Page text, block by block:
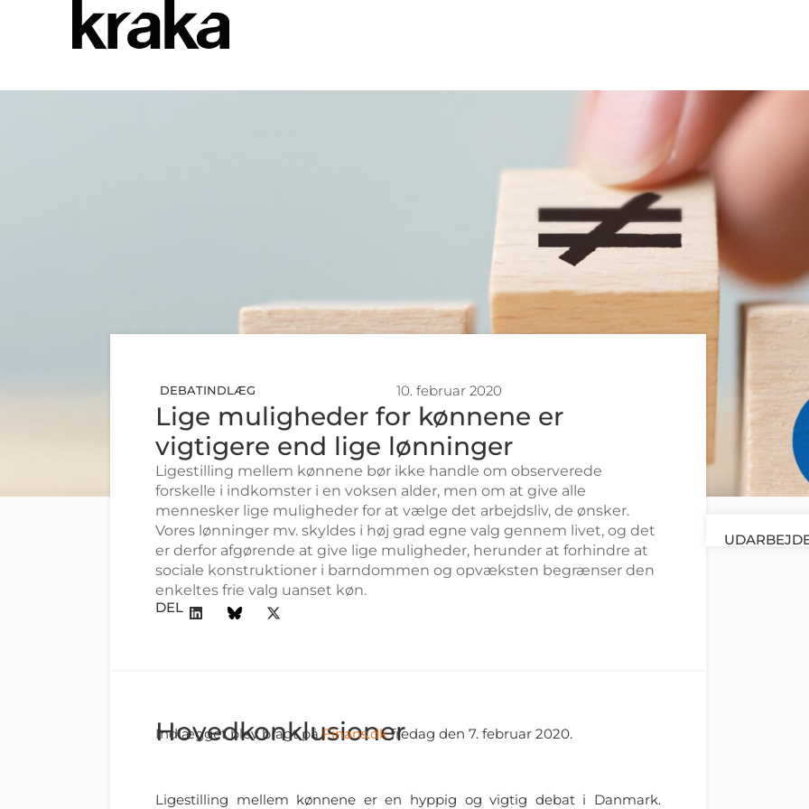
DEBATINDLÆG 10. februar 2020
Lige muligheder for kønnene er
vigtigere end lige lønninger
Ligestilling mellem kønnene bør ikke handle om observerede
forskelle i indkomster i en voksen alder, men om at give alle
mennesker lige muligheder for at vælge det arbejdsliv, de ønsker.
Vores lønninger mv. skyldes i høj grad egne valg gennem livet, og det
er derfor afgørende at give lige muligheder, herunder at forhindre at
sociale konstruktioner i barndommen og opvæksten begrænser den
enkeltes frie valg uanset køn.
DEL
Hovedkonklusioner
Indlægget blev bragt påFinans.dkfredag den 7. februar 2020.
Ligestilling mellem kønnene er en hyppig og vigtig debat i Danmark.